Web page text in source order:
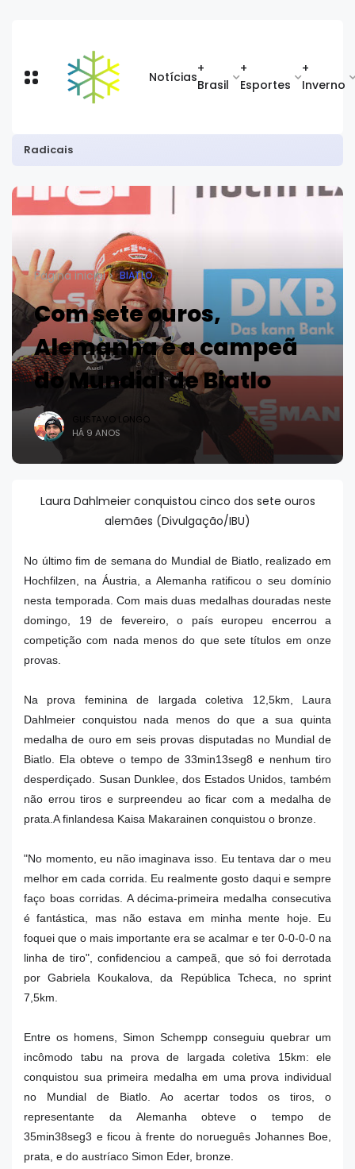
Notícias
+
Brasil
+
Esportes
+
Inverno
Radicais
Página inicial BIATLO
Com sete ouros,
Alemanha é a campeã
do Mundial de Biatlo
GUSTAVO LONGO
HÁ 9 ANOS
Laura Dahlmeier conquistou cinco dos sete ouros
alemães (Divulgação/IBU)
No último fim de semana do Mundial de Biatlo, realizado em
Hochfilzen, na Áustria, a Alemanha ratificou o seu domínio
nesta temporada. Com mais duas medalhas douradas neste
domingo, 19 de fevereiro, o país europeu encerrou a
competição com nada menos do que sete títulos em onze
provas.
Na prova feminina de largada coletiva 12,5km, Laura
Dahlmeier conquistou nada menos do que a sua quinta
medalha de ouro em seis provas disputadas no Mundial de
Biatlo. Ela obteve o tempo de 33min13seg8 e nenhum tiro
desperdiçado. Susan Dunklee, dos Estados Unidos, também
não errou tiros e surpreendeu ao ficar com a medalha de
prata.A finlandesa Kaisa Makarainen conquistou o bronze.
"No momento, eu não imaginava isso. Eu tentava dar o meu
melhor em cada corrida. Eu realmente gosto daqui e sempre
faço boas corridas. A décima-primeira medalha consecutiva
é fantástica, mas não estava em minha mente hoje. Eu
foquei que o mais importante era se acalmar e ter 0-0-0-0 na
linha de tiro", confidenciou a campeã, que só foi derrotada
por Gabriela Koukalova, da República Tcheca, no sprint
7,5km.
Entre os homens, Simon Schempp conseguiu quebrar um
incômodo tabu na prova de largada coletiva 15km: ele
conquistou sua primeira medalha em uma prova individual
no Mundial de Biatlo. Ao acertar todos os tiros, o
representante da Alemanha obteve o tempo de
35min38seg3 e ficou à frente do norueguês Johannes Boe,
prata, e do austríaco Simon Eder, bronze.